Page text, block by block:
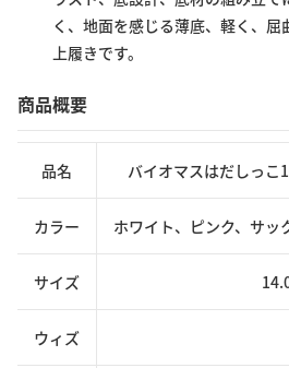
く、地面を感じる薄底、軽く、
上履きです。
商品概要
品名 バイオマスはだしっこ
カラー ホワイト、ピンク、サッ
サイズ
ウィズ